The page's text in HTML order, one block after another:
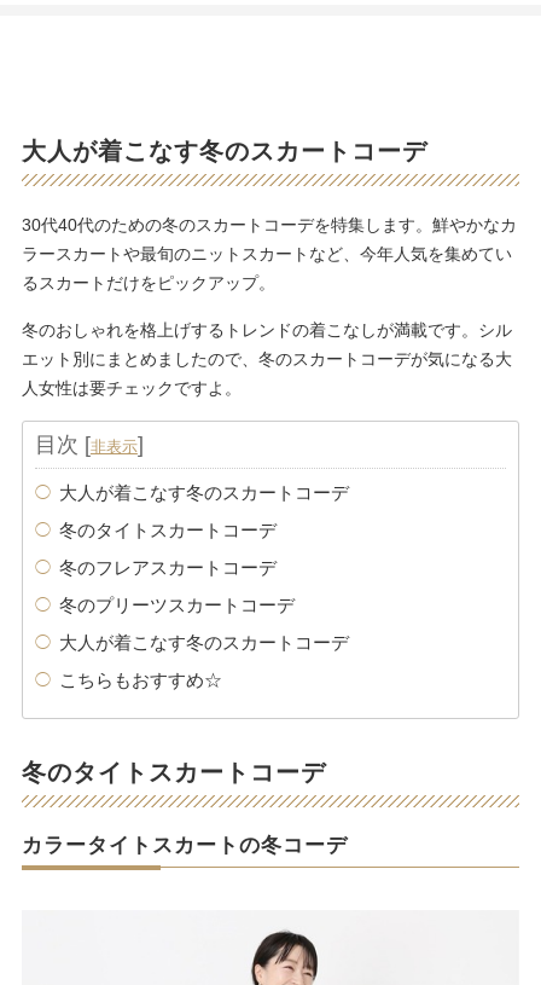
大人が着こなす冬のスカートコーデ
30代40代のための冬のスカートコーデを特集します。鮮やかなカ
ラースカートや最旬のニットスカートなど、今年人気を集めてい
るスカートだけをピックアップ。
冬のおしゃれを格上げするトレンドの着こなしが満載です。シル
エット別にまとめましたので、冬のスカートコーデが気になる大
人女性は要チェックですよ。
目次 [非表示]
大人が着こなす冬のスカートコーデ
冬のタイトスカートコーデ
冬のフレアスカートコーデ
冬のプリーツスカートコーデ
大人が着こなす冬のスカートコーデ
こちらもおすすめ☆
冬のタイトスカートコーデ
カラータイトスカートの冬コーデ